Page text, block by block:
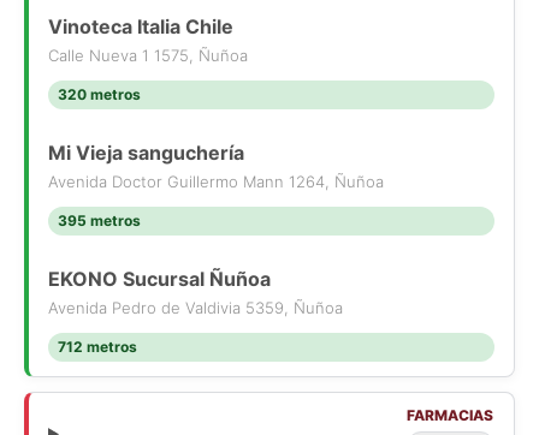
Vinoteca Italia Chile
Calle Nueva 1 1575, Ñuñoa
320 metros
Mi Vieja sanguchería
Avenida Doctor Guillermo Mann 1264, Ñuñoa
395 metros
EKONO Sucursal Ñuñoa
Avenida Pedro de Valdivia 5359, Ñuñoa
712 metros
FARMACIAS